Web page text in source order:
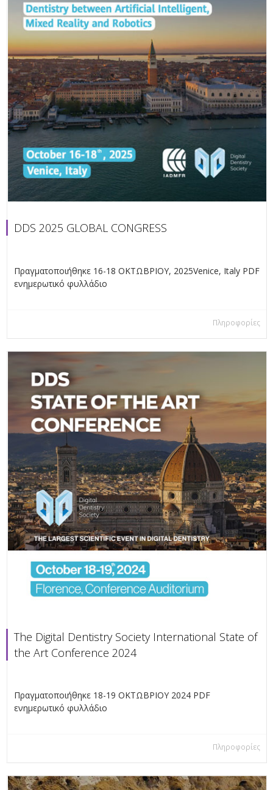
DDS 2025 GLOBAL CONGRESS
Πραγματοποιήθηκε 16-18 ΟΚΤΩΒΡΙΟΥ, 2025Venice, Italy PDF
ενημερωτικό φυλλάδιο
Πληροφορίες
The Digital Dentistry Society International State of
the Art Conference 2024
Πραγματοποιήθηκε 18-19 ΟΚΤΩΒΡΙΟΥ 2024 PDF
ενημερωτικό φυλλάδιο
Πληροφορίες